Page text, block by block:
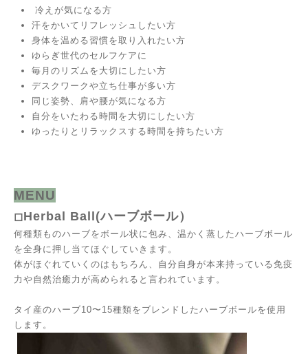
冷えが気になる方
汗をかいてリフレッシュしたい方
身体を温める習慣を取り入れたい方
ゆらぎ世代のセルフケアに
毎月のリズムを大切にしたい方
デスクワークや立ち仕事が多い方
同じ姿勢、肩や腰が気になる方
自分をいたわる時間を大切にしたい方
ゆったりとリラックスする時間を持ちたい方
MENU
◻︎Herbal Ball(ハーブボール）
何種類ものハーブをボール状に包み、温かく蒸したハーブボール
を全身に押し当てほぐしていきます。
体がほぐれていくのはもちろん、自分自身が本来持っている免疫
力や自然治癒力が高められると言われています。
タイ産のハーブ10〜15種類をブレンドしたハーブボールを使用
します。